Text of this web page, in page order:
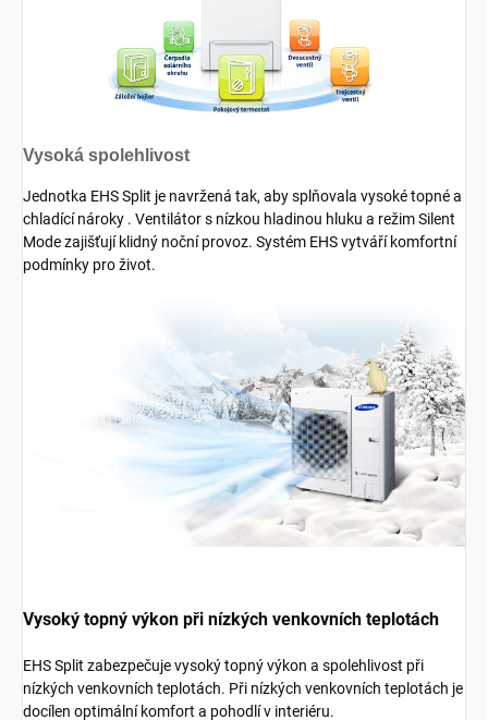
Vysoká spolehlivost
Jednotka EHS Split je navržená tak, aby splňovala vysoké topné a
chladící nároky . Ventilátor s nízkou hladinou hluku a režim Silent
Mode zajišťují klidný noční provoz. Systém EHS vytváří komfortní
podmínky pro život.
Vysoký topný výkon při nízkých venkovních teplotách
EHS Split zabezpečuje vysoký topný výkon a spolehlivost při
nízkých venkovních teplotách. Při nízkých venkovních teplotách je
docílen optimální komfort a pohodlí v interiéru.